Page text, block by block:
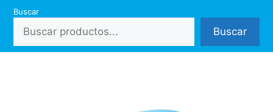
Saltar
contenido
Buscar
Buscar